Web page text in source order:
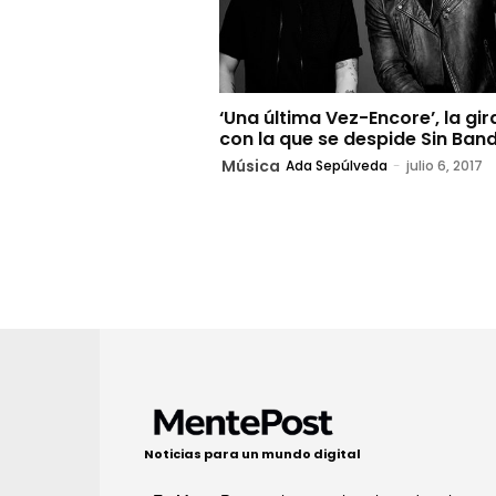
‘Una última Vez-Encore’, la
con la que se despide Sin
Música Ada Sepúlveda - julio 6, 2017
Noticias para un mundo digital